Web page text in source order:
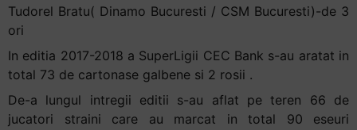
Tudorel Bratu( Dinamo Bucuresti / CSM Bucuresti)-de 3
ori
In editia 2017-2018 a SuperLigii CEC Bank s-au aratat in
total 73 de cartonase galbene si 2 rosii .
De-a lungul intregii editii s-au aflat pe teren 66 de
jucatori straini care au marcat in total 90 eseuri